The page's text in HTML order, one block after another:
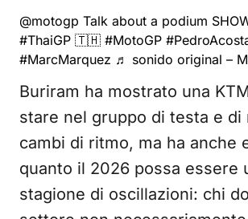
@motogp Talk about a podium
#ThaiGP 🇹🇭 #MotoGP
#MarcMarquez ♬ sonido original –
Buriram ha mostrato una
stare nel gruppo di testa e di
cambi di ritmo, ma ha anche
quanto il 2026 possa essere
stagione di oscillazioni: chi